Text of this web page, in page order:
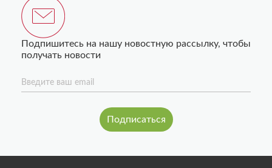
Подпишитесь на нашу новостную рассылку, чтобы
получать новости
Введите ваш email